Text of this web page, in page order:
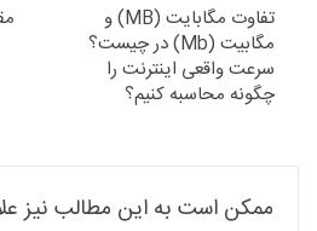
تفاوت مگابایت (MB) و
مگابیت (Mb) در چیست؟
سرعت واقعی اینترنت را
چگونه محاسبه کنیم؟
ممکن است به این مطالب نیز